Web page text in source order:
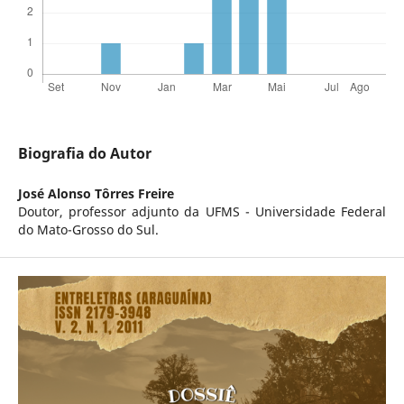
Biografia do Autor
José Alonso Tôrres Freire
Doutor, professor adjunto da UFMS - Universidade Federal
do Mato-Grosso do Sul.